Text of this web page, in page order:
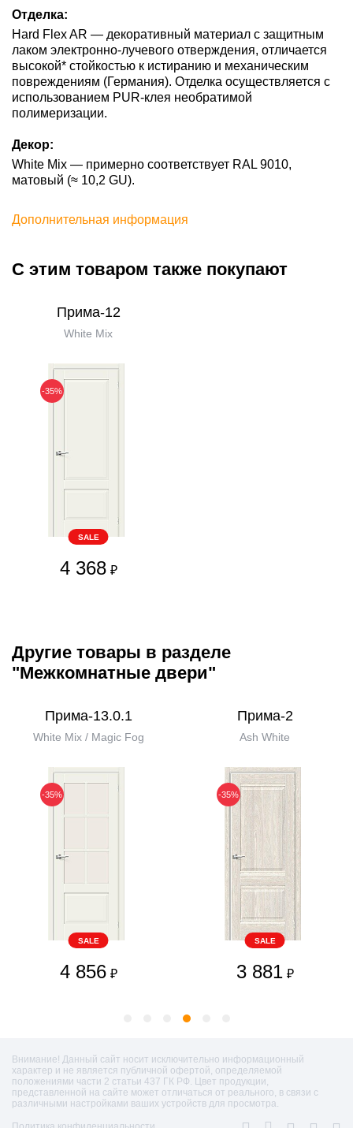
Отделка:
Hard Flex AR — декоративный материал с защитным
лаком электронно-лучевого отверждения, отличается
высокой* стойкостью к истиранию и механическим
повреждениям (Германия). Отделка осуществляется с
использованием PUR-клея необратимой
полимеризации.
Декор:
White Mix — примерно соответствует RAL 9010,
матовый (≈ 10,2 GU).
Дополнительная информация
С этим товаром также покупают
Прима-12
White Mix
-35%
SALE
4 368 ₽
Другие товары в разделе
"Межкомнатные двери"
Прима-13.0.1
White Mix / Magic Fog
-35%
SALE
4 856 ₽
Прима-2
Ash White
-35%
SALE
3 881 ₽
Внимание! Данный сайт носит исключительно информационный
характер и не является публичной офертой, определяемой
положениями части 2 статьи 437 ГК РФ. Цвет продукции,
представленной на сайте может отличаться от реального, в связи с
различными настройками ваших устройств для просмотра.